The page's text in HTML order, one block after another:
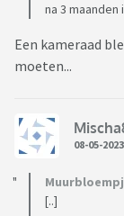
na 3
Een kameraad
moeten...
08-05-2023
[..]